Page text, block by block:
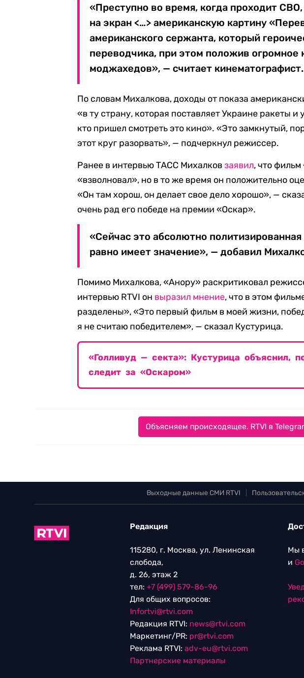
«Преступно во время, когда проходит
на экран <…> американскую картину
американского сержанта, который
переводчика, при этом положив огромное
моджахедов», — считает кинематографист.
По словам Михалкова, доходы от показа
«в ту страну, которая поставляет Украине ракеты и
кто пришел смотреть это кино». «Это замкнутый,
этот круг разорвать», — подчеркнул режиссер.
Ранее в интервью ТАСС Михалковзаявил, что
«взволновал», но в то же время он положительно
«Он там хорош, он делает свое дело хорошо», —
очень рад его победе на премии «Оскар».
«Сейчас это абсолютно
равно имеет значение», — добавил
Помимо Михалкова, «Анору» раскритиковал
интервью RTVI он выразил мнение, что в этом
разделены», «Это первый фильм в моей жизни,
я не считаю победителем», — сказал Кустурица.
«Голливуд — секта»: Кустурица объяснил,
следит за «Оскаром»
Объясняем происходящее. RTVI в
Выходные данные СМИ RTVI
Редакция
115280, г. Москва, ул. Ленинская
слобода,
д. 26, этаж 2
тел: +7 (499) 579-86-96
Для общих вопросов:
Infortvi@rtvi.com
Редакция RTVI: news@rtvi.com
Маркетинг/PR: pr@rtvi.com
Реклама RTVI: adv-eu@rtvi.com
Партнерские материалы
Мы
и